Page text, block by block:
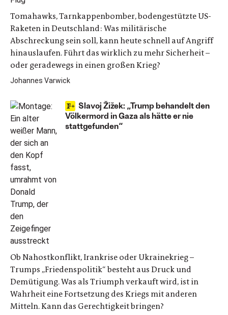
Tomahawks, Tarnkappenbomber, bodengestützte US-
Raketen in Deutschland: Was militärische
Abschreckung sein soll, kann heute schnell auf Angriff
hinauslaufen. Führt das wirklich zu mehr Sicherheit –
oder geradewegs in einen großen Krieg?
Johannes Varwick
Slavoj Žižek: „Trump behandelt den
Völkermord in Gaza als hätte er nie
stattgefunden“
Ob Nahostkonflikt, Irankrise oder Ukrainekrieg –
Trumps „Friedenspolitik“ besteht aus Druck und
Demütigung. Was als Triumph verkauft wird, ist in
Wahrheit eine Fortsetzung des Kriegs mit anderen
Mitteln. Kann das Gerechtigkeit bringen?